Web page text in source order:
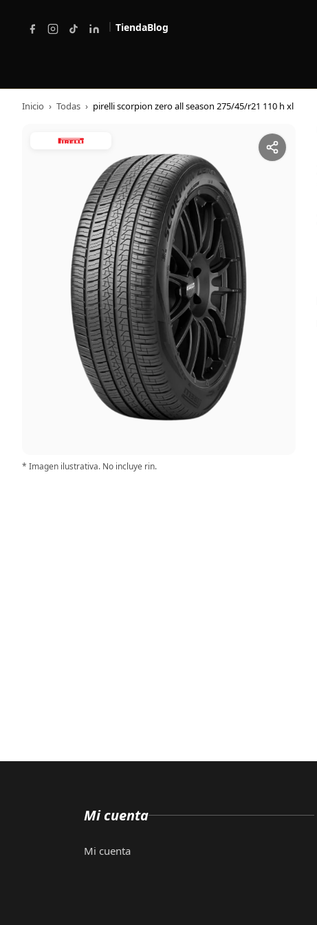
| TiendaBlog
Inicio › Todas › pirelli scorpion zero all season 275/45/r21 110 h xl
* Imagen ilustrativa. No incluye rin.
Mi cuenta
Mi cuenta